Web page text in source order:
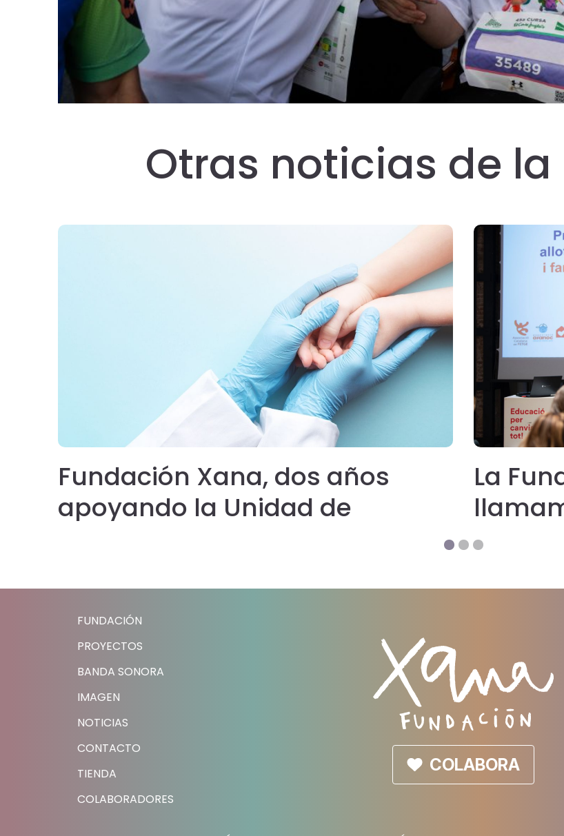
Otras noticias de
Fundación Xana, dos años
apoyando la Unidad de
Sant Joan de Déu
La
un
FUNDACIÓN
PROYECTOS
BANDA SONORA
IMAGEN
NOTICIAS
CONTACTO
TIENDA
COLABORADORES
COLABORA